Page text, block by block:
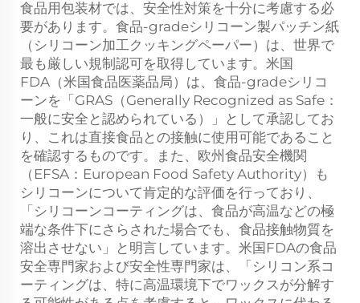
食品用包装材では、安全性対策を十分に考慮する必
要があります。食品-gradeシリコーン製パッチン紙
（シリコーン加工クッキングペーパー）は、世界で
最も厳しい規制認可を取得しています。米国
FDA（米国食品医薬品局）は、食品-gradeシリコ
ーンを「GRAS（Generally Recognized as Safe：
一般に安全と認められている）」として承認してお
り、これは直接食品との接触に使用可能であること
を確認するものです。また、欧州食品安全機関
（EFSA：European Food Safety Authority）も
シリコーンについて肯定的な評価を行っており、
「シリコーンコーティングは、食品が高温などの極
端な条件下にさらされた場合でも、食品接触物質を
溶出させない」と明言しています。米国FDAの食品
安全専門家および安全性専門家は、「シリコン系コ
ーティングは、特に高温環境下でワックスが分解す